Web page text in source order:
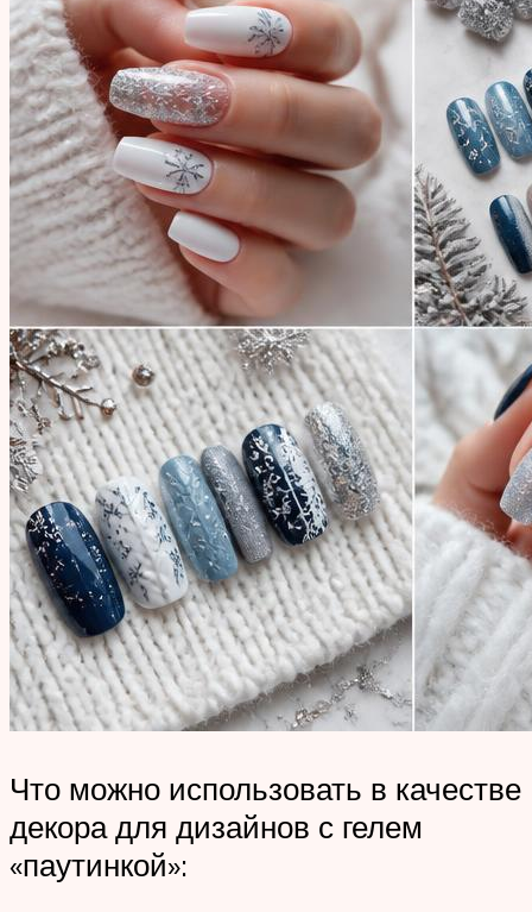
Что можно использовать в качестве
декора для дизайнов с гелем
«паутинкой»: